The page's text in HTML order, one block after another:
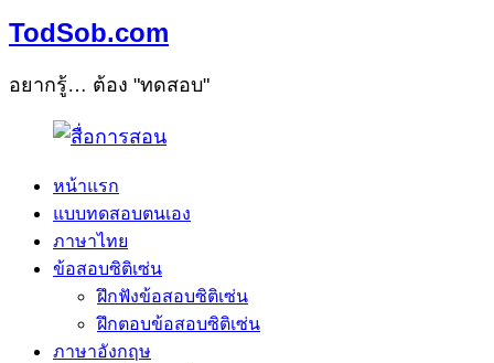
TodSob.com
อยากรู้… ต้อง "ทดสอบ"
หน้าแรก
แบบทดสอบตนเอง
ภาษาไทย
ข้อสอบซิติเซ่น
ฝึกฟังข้อสอบซิติเซ่น
ฝึกตอบข้อสอบซิติเซ่น
ภาษาอังกฤษ